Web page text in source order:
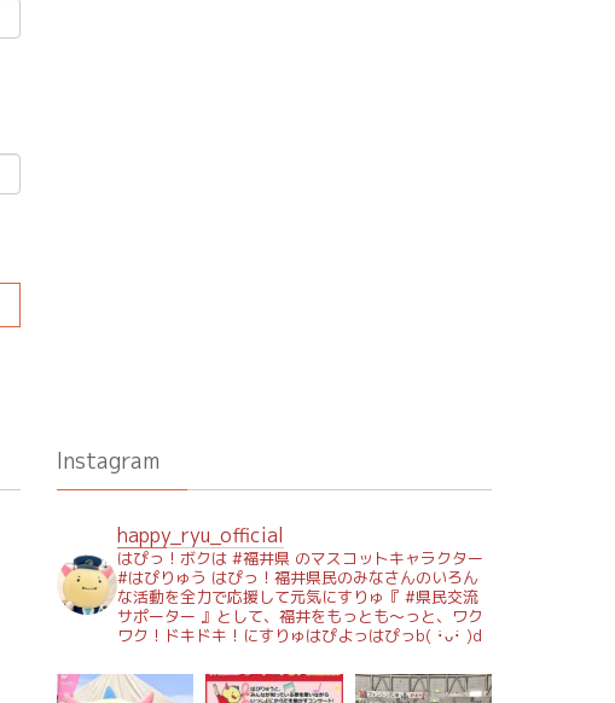
Instagram
happy_ryu_official
はぴっ！ボクは #福井県 のマスコットキャラクター
#はぴりゅう はぴっ！福井県民のみなさんのいろん
な活動を全力で応援して元気にすりゅ『 #県民交流
サポーター 』として、福井をもっとも～っと、ワク
ワク！ドキドキ！にすりゅはぴよっはぴっb( ･̀ᴗ･́ )d